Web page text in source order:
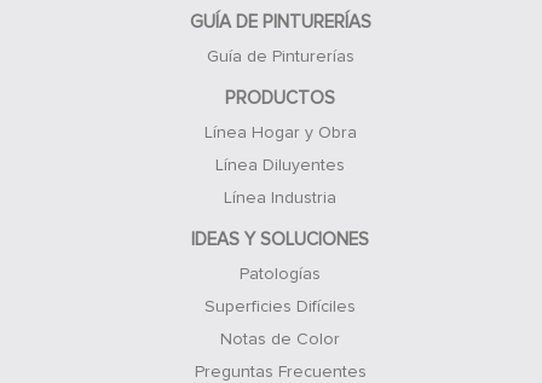
GUÍA DE PINTURERÍAS
Guía de Pinturerías
PRODUCTOS
Línea Hogar y Obra
Línea Diluyentes
Línea Industria
IDEAS Y SOLUCIONES
Patologías
Superficies Difíciles
Notas de Color
Preguntas Frecuentes